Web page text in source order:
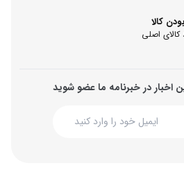
کالا
کالای اصلی
اخبار در خبرنامه ما عضو شوید